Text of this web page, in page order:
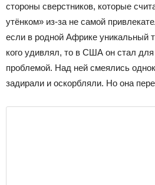
стороны сверстников, которые
утёнком» из-за не самой
если в родной Африке уникальный
кого удивлял, то в США он стал
проблемой. Над ней смеялись
задирали и оскорбляли. Но она